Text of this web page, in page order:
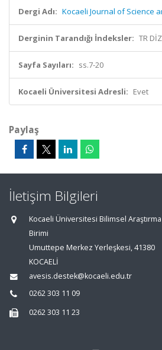
Dergi Adı: Kocaeli Journal of Science
Derginin Tarandığı İndeksler: TR
Sayfa Sayıları: ss.7-20
Kocaeli Üniversitesi Adresli: Evet
Paylaş
İletişim Bilgileri
Kocaeli Üniversitesi Bilimsel
Birimi
Umuttepe Merkez Yerleşkesi, 41380
KOCAELİ
avesis.destek@kocaeli.edu.tr
0262 303 11 09
0262 303 11 23